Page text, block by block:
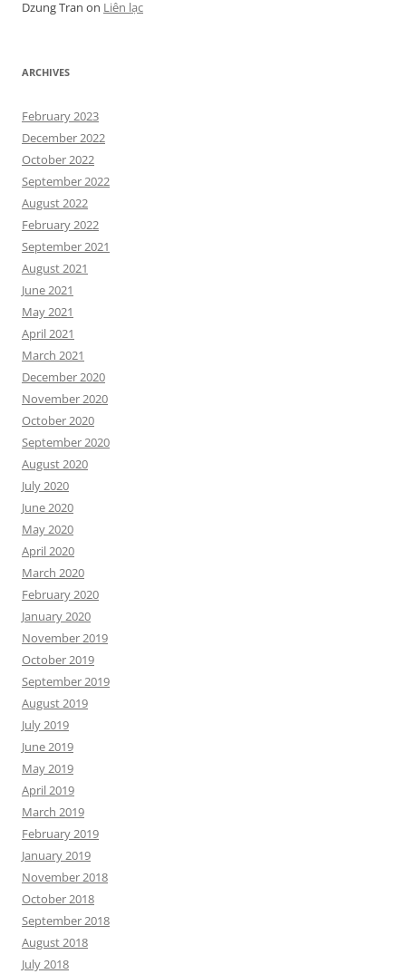
Dzung Tran on Liên lạc
ARCHIVES
February 2023
December 2022
October 2022
September 2022
August 2022
February 2022
September 2021
August 2021
June 2021
May 2021
April 2021
March 2021
December 2020
November 2020
October 2020
September 2020
August 2020
July 2020
June 2020
May 2020
April 2020
March 2020
February 2020
January 2020
November 2019
October 2019
September 2019
August 2019
July 2019
June 2019
May 2019
April 2019
March 2019
February 2019
January 2019
November 2018
October 2018
September 2018
August 2018
July 2018